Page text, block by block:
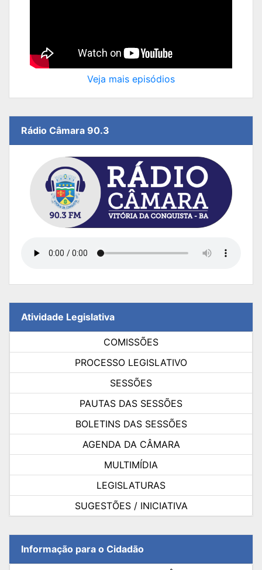
Veja mais episódios
Rádio Câmara 90.3
Atividade Legislativa
COMISSÕES
PROCESSO LEGISLATIVO
SESSÕES
PAUTAS DAS SESSÕES
BOLETINS DAS SESSÕES
AGENDA DA CÂMARA
MULTIMÍDIA
LEGISLATURAS
SUGESTÕES / INICIATIVA
Informação para o Cidadão